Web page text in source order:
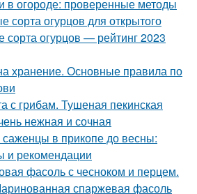
в огороде: проверенные методы
огурцов для открытого
сорта огурцов — рейтинг 2023
хранение. Основные правила по
с грибам. Тушеная пекинская
нежная и сочная
в прикопе до весны:
и рекомендации
фасоль с чесноком и перцем.
спаржевая фасоль